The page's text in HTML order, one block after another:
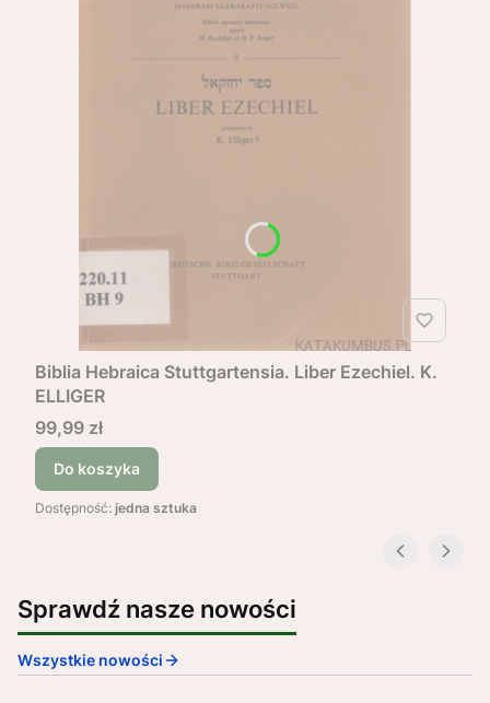
Biblia Hebraica Stuttgartensia. Liber Ezechiel. K.
ELLIGER
Cena
99,99 zł
Do koszyka
Dostępność: jedna sztuka
Sprawdź nasze nowości
Wszystkie nowości